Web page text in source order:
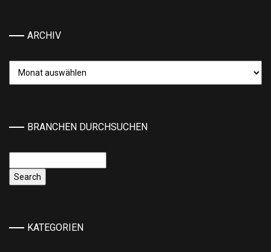
ARCHIV
BRANCHEN DURCHSUCHEN
KATEGORIEN